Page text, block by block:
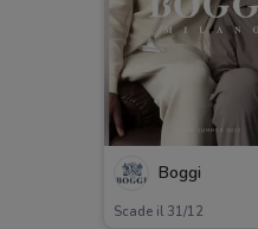
Boggi
Scade il 31/12